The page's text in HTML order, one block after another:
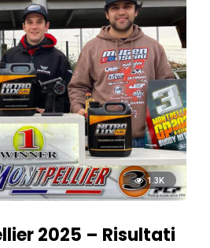
1.3K
2025 – Risultati